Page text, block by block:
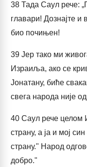
38 Тада Саул рече:
главари! Дознајте и
био почињен!
39 Јер тако ми
Израиља, ако се
Јонатану, биће
свега народа није
40 Саул рече целом
страну, а ја и мој
страну." Народ
добро."